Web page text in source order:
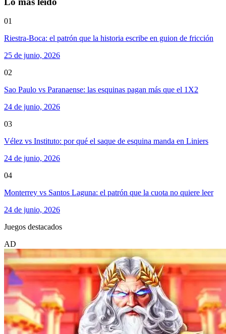
01
Riestra-Boca: el patrón que la historia escribe en guion de fricción
25 de junio, 2026
02
Sao Paulo vs Paranaense: las esquinas pagan más que el 1X2
24 de junio, 2026
03
Vélez vs Instituto: por qué el saque de esquina manda en Liniers
24 de junio, 2026
04
Monterrey vs Santos Laguna: el patrón que la cuota no quiere leer
24 de junio, 2026
Juegos destacados
AD